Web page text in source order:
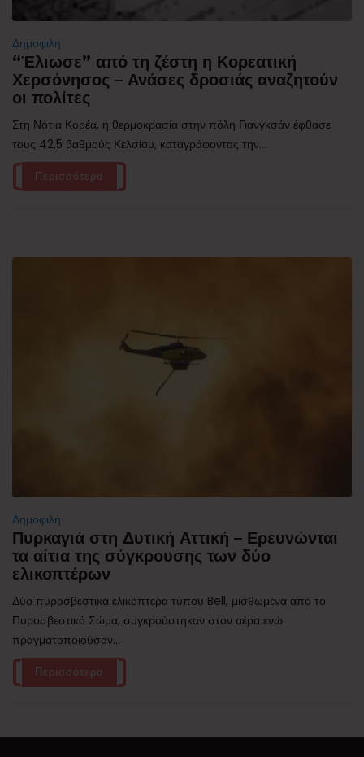
Δημοφιλή
“Έλιωσε” από τη ζέστη η Κορεατική
Χερσόνησος – Ανάσες δροσιάς αναζητούν
οι πολίτες
Στη Νότια Κορέα, η θερμοκρασία στην πόλη Γιανγκσάν έφθασε
τους 42,5 βαθμούς Κελσίου, καταγράφοντας την...
Περισσότερα
Δημοφιλή
Πυρκαγιά στη Δυτική Αττική – Ερευνώνται
τα αίτια της σύγκρουσης των δύο
ελικοπτέρων
Δύο πυροσβεστικά ελικόπτερα τύπου Bell, μισθωμένα από το
Πυροσβεστικό Σώμα, συγκρούστηκαν στον αέρα ενώ
πραγματοποιούσαν...
Περισσότερα